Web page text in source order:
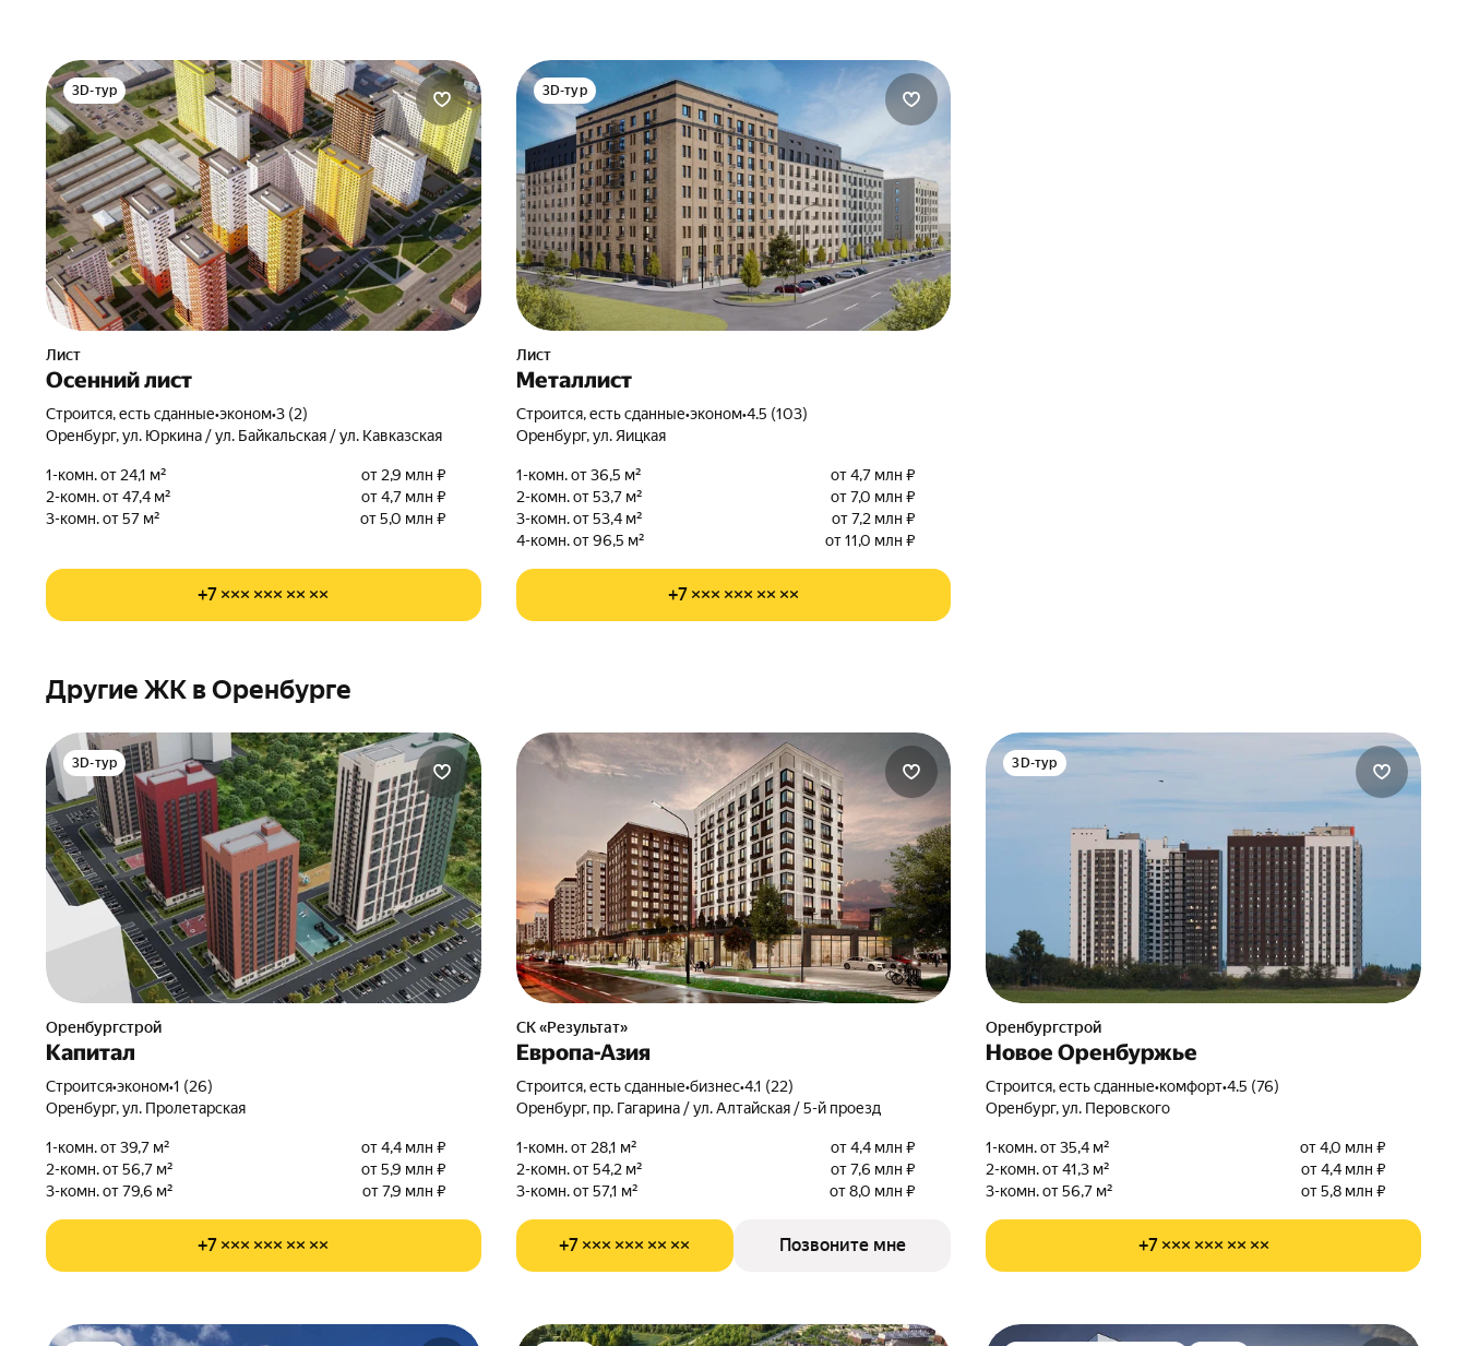
3D-тур
Лист
Осенний лист
Строится, есть сданные•эконом•3 (2)
Оренбург, ул. Юркина / ул. Байкальская / ул. Кавказская
1-комн. от 24,1 м²
от 2,9 млн ₽
2-комн. от 47,4 м²
от 4,7 млн ₽
3-комн. от 57 м²
от 5,0 млн ₽
+7 ××× ××× ×× ××
3D-тур
Лист
Металлист
Строится, есть сданные•эконом•4.5 (103)
Оренбург, ул. Яицкая
1-комн. от 36,5 м²
от 4,7 млн ₽
2-комн. от 53,7 м²
от 7,0 млн ₽
3-комн. от 53,4 м²
от 7,2 млн ₽
4-комн. от 96,5 м²
от 11,0 млн ₽
+7 ××× ××× ×× ××
Другие ЖК в Оренбурге
3D-тур
Оренбургстрой
Капитал
Строится•эконом•1 (26)
Оренбург, ул. Пролетарская
1-комн. от 39,7 м²
от 4,4 млн ₽
2-комн. от 56,7 м²
от 5,9 млн ₽
3-комн. от 79,6 м²
от 7,9 млн ₽
+7 ××× ××× ×× ××
СК «Результат»
Европа-Азия
Строится, есть сданные•бизнес•4.1 (22)
Оренбург, пр. Гагарина / ул. Алтайская / 5-й проезд
1-комн. от 28,1 м²
от 4,4 млн ₽
2-комн. от 54,2 м²
от 7,6 млн ₽
3-комн. от 57,1 м²
от 8,0 млн ₽
+7 ××× ××× ×× ×× Позвоните мне
3D-тур
Оренбургстрой
Новое Оренбуржье
Строится, есть сданные•комфорт•4.5 (76)
Оренбург, ул. Перовского
1-комн. от 35,4 м²
от 4,0 млн ₽
2-комн. от 41,3 м²
от 4,4 млн ₽
3-комн. от 56,7 м²
от 5,8 млн ₽
+7 ××× ××× ×× ××